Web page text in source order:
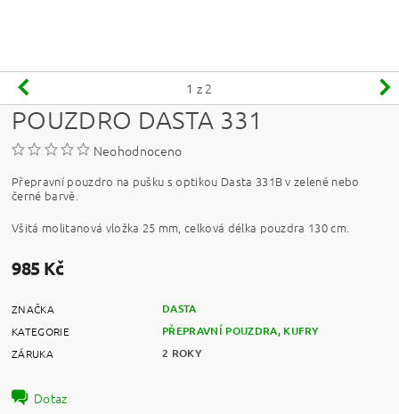
1 z 2
POUZDRO DASTA 331
Neohodnoceno
Přepravní pouzdro na pušku s optikou Dasta 331B v zelené nebo
černé barvě.
Všitá molitanová vložka 25 mm, celková délka pouzdra 130 cm.
985 Kč
ZNAČKA DASTA
KATEGORIE PŘEPRAVNÍ POUZDRA, KUFRY
ZÁRUKA 2 ROKY
Dotaz